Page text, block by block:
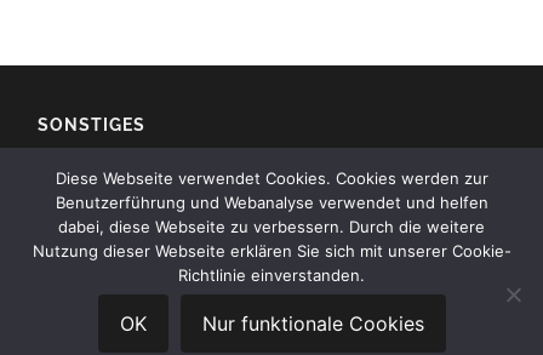
SONSTIGES
Impressum
Kontakt
Diese Webseite verwendet Cookies. Cookies werden zur
Benutzerführung und Webanalyse verwendet und helfen
dabei, diese Webseite zu verbessern. Durch die weitere
Nutzung dieser Webseite erklären Sie sich mit unserer Cookie-
Richtlinie einverstanden.
OK Nur funktionale Cookies